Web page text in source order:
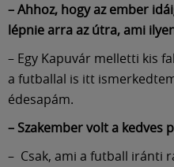
– Ahhoz, hogy az ember
lépnie arra az útra, ami
– Egy Kapuvár melletti kis
a futballal is itt
édesapám.
– Szakember volt a kedves
– Csak, ami a futball iránti